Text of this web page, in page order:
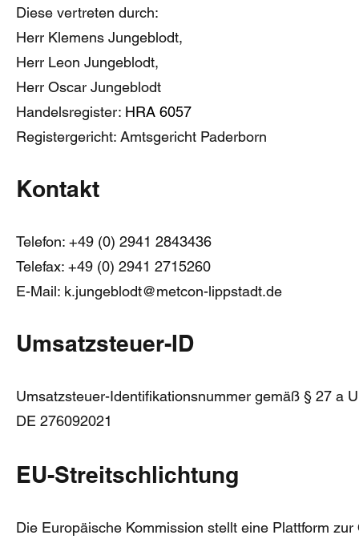
Diese vertreten durch:
Herr Klemens Jungeblodt,
Herr Leon Jungeblodt,
Herr Oscar Jungeblodt
Handelsregister: HRA 6057
Registergericht: Amtsgericht Paderborn
Kontakt
Telefon: +49 (0) 2941 2843436
Telefax: +49 (0) 2941 2715260
E-Mail: k.jungeblodt@metcon-lippstadt.de
Umsatzsteuer-ID
Umsatzsteuer-Identifikationsnummer gemäß § 27 a
DE 276092021
EU-Streitschlichtung
Die Europäische Kommission stellt eine Plattform